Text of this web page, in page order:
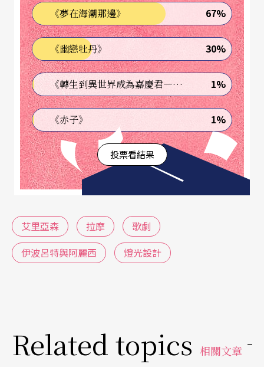
九世紀煤氣燈，在劃時代的燈泡使用後（約一八八
九年），才日益確立了「燈光設計」的定義（約一
九三三年），此後孕育到了七○年代，燈光藝術家
（註3 開始加入歌劇製作的先機。
艾里亞森除了燈光設計，亦兼服裝與舞台，以
「黑」為風格的抽象舞台，將服裝成為光線的元素
之一，為成就「打光」藝術，銀色大戲服，像巨型
糖果包裝紙，帶來女歌者演唱時的負擔，男歌者的
便服，也有違劇場美感。
五幕的《伊波呂特與阿麗西》，講述四位神話主角
間的情愛糾葛：後母愛上養子，父親誤會兒子與妻
自台灣的王柏年，在第二幕偌大極簡的白光前，有
著 「像花一樣綻放的身體」。相形下，
在編舞導演
《夢在海潮那邊》 67%
《幽戀牡丹》 30%
《轉生到異世界成為嘉慶君—發現我的祖先是詐騙集團!?》 1%
《赤子》 1%
投票看結果
艾里亞森 拉摩
歌劇
伊波呂特與阿麗西
燈光設計
Related topics 相關文章